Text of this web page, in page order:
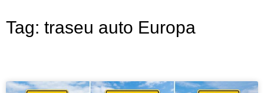
Tag: traseu auto Europa